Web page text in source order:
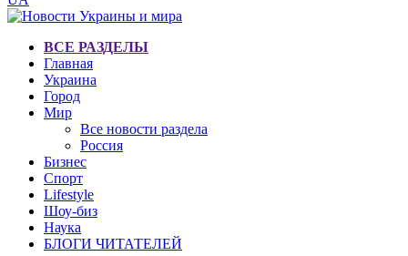
ВСЕ РАЗДЕЛЫ
Главная
Украина
Город
Мир
Все новости раздела
Россия
Бизнес
Спорт
Lifestyle
Шоу-биз
Наука
БЛОГИ ЧИТАТЕЛЕЙ